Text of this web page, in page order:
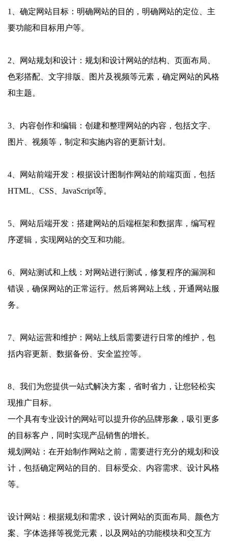
1、确定网站目标：明确网站的目的，明确网站的定位、主
要功能和目标用户等。
2、网站规划和设计：规划和设计网站的结构、页面布局、
色彩搭配、文字排版、图片及视频等元素，确定网站的风格
和主题。
3、内容创作和编辑：创建和整理网站的内容，包括文字、
图片、视频等，制定和实施内容的更新计划。
4、网站前端开发：根据设计图制作网站的前端页面，包括
HTML、CSS、JavaScript等。
5、网站后端开发：搭建网站的后端框架和数据库，编写程
序逻辑，实现网站的交互和功能。
6、网站测试和上线：对网站进行测试，修复程序的漏洞和
错误，确保网站的正常运行。然后将网站上线，开通网站服
务。
7、网站运营和维护：网站上线后需要进行日常的维护，包
括内容更新、数据备份、安全监控等。
8、我们为您提供一站式解决方案，省时省力，让您轻松实
现推广目标。
一个具有专业设计的网站可以提升你的品牌形象，吸引更多
的目标客户，同时实现产品销售的增长。
规划网站：在开始制作网站之前，需要进行充分的规划和设
计，包括确定网站的目的、目标受众、内容需求、设计风格
等。
设计网站：根据规划和需求，设计网站的页面布局、颜色方
案、字体选择等视觉元素，以及网站的功能模块和交互方